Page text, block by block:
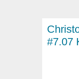
#7.07